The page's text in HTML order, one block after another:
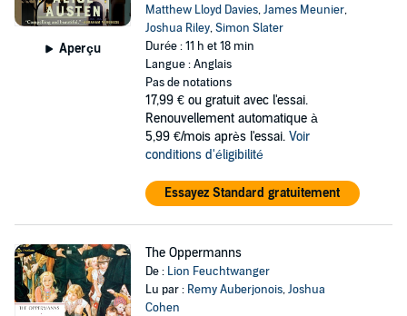
Aperçu
Matthew Lloyd Davies,James Meunier,
Joshua Riley,Simon Slater
Durée : 11 h et 18 min
Langue : Anglais
Pas de notations
17,99 € ou gratuit avec l'essai.
Renouvellement automatique à
5,99 €/mois après l'essai. Voir
conditions d'éligibilité
Essayez Standard gratuitement
The Oppermanns
De : Lion Feuchtwanger
Lu par : Remy Auberjonois,Joshua
Cohen